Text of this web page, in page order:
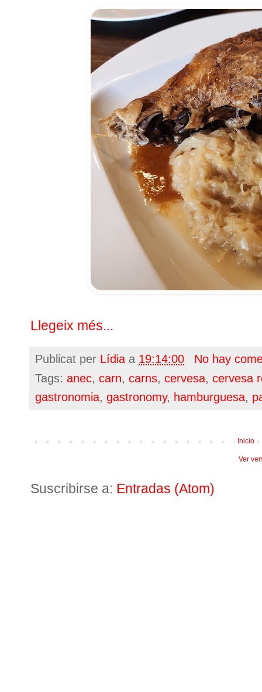
Llegeix més...
Publicat per Lídia a 19:14:00
No hay
Tags: anec, carn, carns, cervesa, cervesa
gastronomia, gastronomy, hamburguesa,
Inicio
Ver
Suscribirse a: Entradas (Atom)